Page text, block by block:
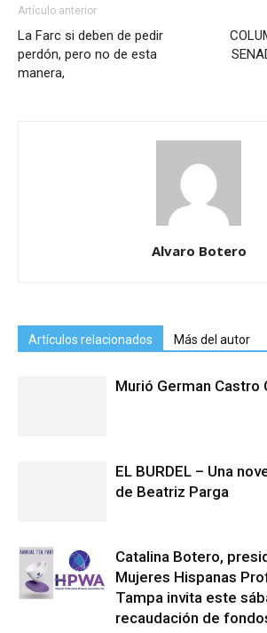
Artículo anterior
La Farc si deben de pedir
perdón, pero no de esta
manera,
Alvaro Botero
Artículos relacionados Más del autor
Murió German Castro
EL BURDEL – Una
de Beatriz Parga
Catalina Botero,
Mujeres Hispanas
Tampa invita este
recaudación de